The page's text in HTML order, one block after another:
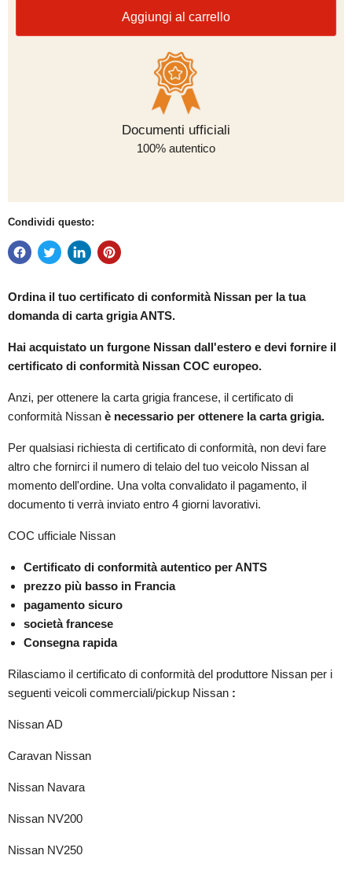
Aggiungi al carrello
Documenti ufficiali
100% autentico
Modalità di pagamento
sicuro
Condividi questo:
Ordina il tuo certificato di conformità Nissan per la tua
domanda di carta grigia ANTS.
Hai acquistato un furgone Nissan dall'estero e devi fornire il
certificato di conformità Nissan COC europeo.
Anzi, per ottenere la carta grigia francese, il certificato di
conformità Nissan è necessario per ottenere la carta grigia.
Per qualsiasi richiesta di certificato di conformità, non devi fare
altro che fornirci il numero di telaio del tuo veicolo Nissan al
momento dell'ordine. Una volta convalidato il pagamento, il
documento ti verrà inviato entro 4 giorni lavorativi.
COC ufficiale Nissan
Certificato di conformità autentico per ANTS
prezzo più basso in Francia
pagamento sicuro
società francese
Consegna rapida
Rilasciamo il certificato di conformità del produttore Nissan per i
seguenti veicoli commerciali/pickup Nissan :
Nissan AD
Caravan Nissan
Nissan Navara
Nissan NV200
Nissan NV250